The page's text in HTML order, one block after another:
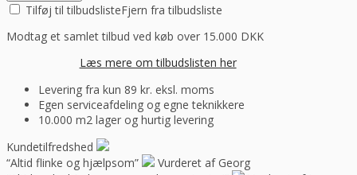
Tilføj til tilbudslisteFjern fra tilbudsliste
Modtag et samlet tilbud ved køb over 15.000 DKK
Læs mere om tilbudslisten her
Levering fra kun 89 kr. eksl. moms
Egen serviceafdeling og egne teknikkere
10.000 m2 lager og hurtig levering
Kundetilfredshed
“Altid flinke og hjælpsom”
Vurderet af Georg